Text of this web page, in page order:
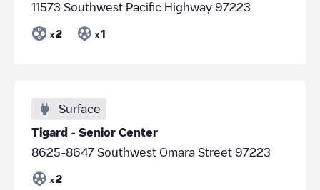
11573 Southwest Pacific Highway 97223
x 2 x 1
Surface
Tigard - Senior Center
8625-8647 Southwest Omara Street 97223
x 2